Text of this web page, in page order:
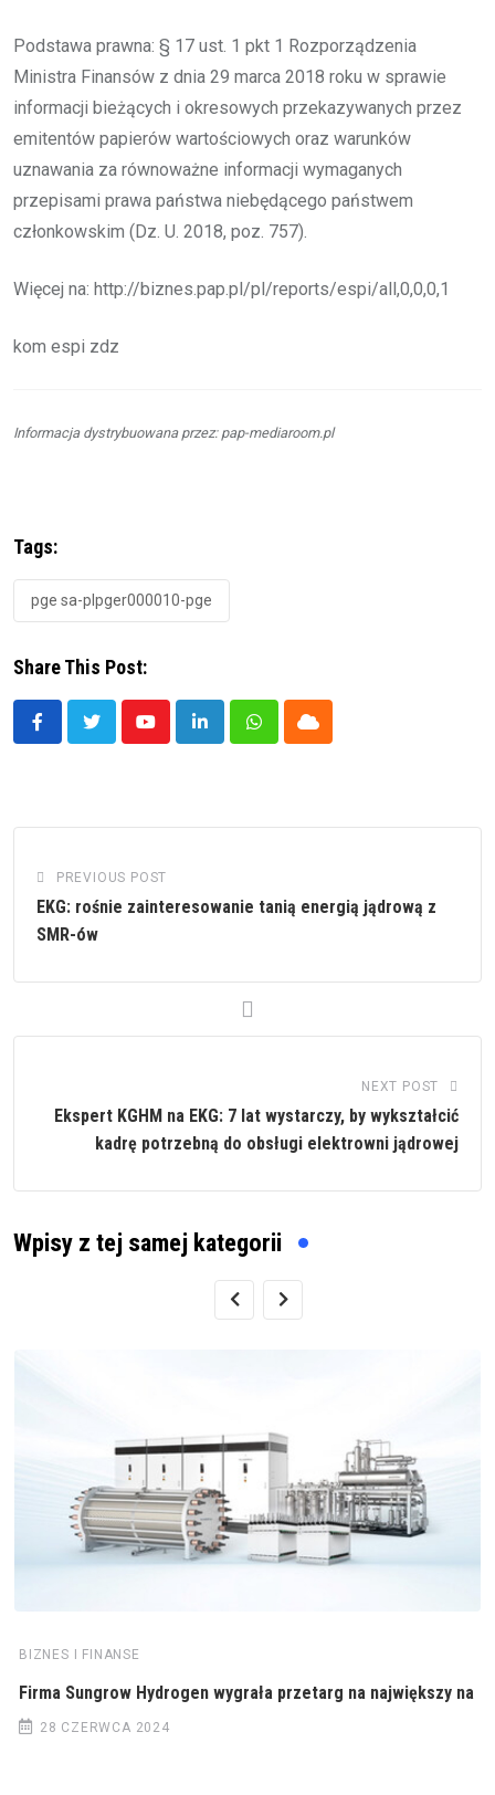
Podstawa prawna: § 17 ust. 1 pkt 1 Rozporządzenia
Ministra Finansów z dnia 29 marca 2018 roku w sprawie
informacji bieżących i okresowych przekazywanych przez
emitentów papierów wartościowych oraz warunków
uznawania za równoważne informacji wymaganych
przepisami prawa państwa niebędącego państwem
członkowskim (Dz. U. 2018, poz. 757).
Więcej na: http://biznes.pap.pl/pl/reports/espi/all,0,0,0,1
kom espi zdz
Informacja dystrybuowana przez: pap-mediaroom.pl
Tags:
pge sa-plpger000010-pge
Share This Post:
YoutubeLinkedInWhatsappCloud
PREVIOUS POST
EKG: rośnie zainteresowanie tanią energią jądrową z
SMR-ów
NEXT POST
Ekspert KGHM na EKG: 7 lat wystarczy, by wykształcić
kadrę potrzebną do obsługi elektrowni jądrowej
Wpisy z tej samej kategorii
BIZNES I FINANSE
Firma Sungrow Hydrogen wygrała przetarg na największy na
28 CZERWCA 2024